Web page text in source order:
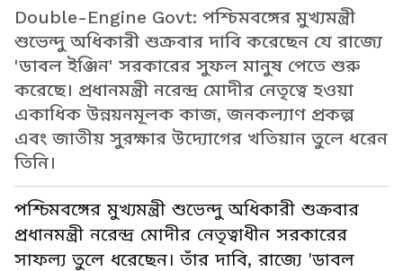
Double-Engine Govt: পশ্চিমবঙ্গের মুখ্যমন্ত্রী
শুভেন্দু অধিকারী শুক্রবার দাবি করেছেন যে রাজ্যে
'ডাবল ইঞ্জিন' সরকারের সুফল মানুষ পেতে শুরু
করেছে। প্রধানমন্ত্রী নরেন্দ্র মোদীর নেতৃত্বে হওয়া
একাধিক উন্নয়নমূলক কাজ, জনকল্যাণ প্রকল্প
এবং জাতীয় সুরক্ষার উদ্যোগের খতিয়ান তুলে ধরেন
তিনি।
পশ্চিমবঙ্গের মুখ্যমন্ত্রী শুভেন্দু অধিকারী শুক্রবার
প্রধানমন্ত্রী নরেন্দ্র মোদীর নেতৃত্বাধীন সরকারের
সাফল্য তুলে ধরেছেন। তাঁর দাবি, রাজ্যে 'ডাবল